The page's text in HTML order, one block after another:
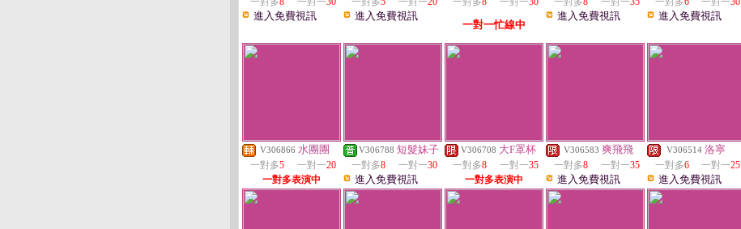
進入免費視訊 進入免費視訊
一對一忙線中
進入免費視訊 進入免費視訊
V306866 水團團
一對多5 一對一20
一對多表演中
V306788 短髮妹子
一對多8 一對一30
進入免費視訊
V306708 大F罩杯
一對多8 一對一35
一對多表演中
V306583 爽飛飛
一對多8 一對一35
進入免費視訊
V306514 洛寧
一對多6 一對一25
進入免費視訊